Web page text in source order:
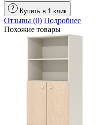
Купить в 1 клик
Отзывы (0) Подробнее
Похожие товары